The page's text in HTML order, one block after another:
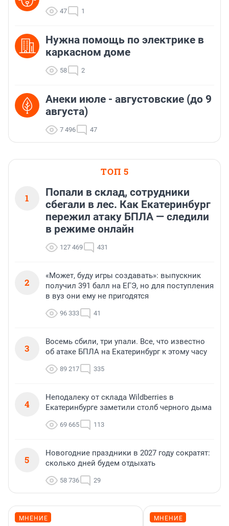
47 1
Нужна помощь по электрике в
каркасном доме
58 2
Анеки июле - августовские (до 9
августа)
7 496 47
ТОП 5
1
Попали в склад, сотрудники
сбегали в лес. Как Екатеринбург
пережил атаку БПЛА — следили
в режиме онлайн
127 469 431
2
«Может, буду игры создавать»: выпускник
получил 391 балл на ЕГЭ, но для поступления
в вуз они ему не пригодятся
96 333 41
3
Восемь сбили, три упали. Все, что известно
об атаке БПЛА на Екатеринбург к этому часу
89 217 335
4
Неподалеку от склада Wildberries в
Екатеринбурге заметили столб черного дыма
69 665 113
5
Новогодние праздники в 2027 году сократят:
сколько дней будем отдыхать
58 736 29
МНЕНИЕ МНЕНИЕ